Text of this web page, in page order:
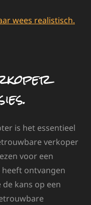
wees realistisch.
is het essentieel
verkoper
voor een
ontvangen
kans op een